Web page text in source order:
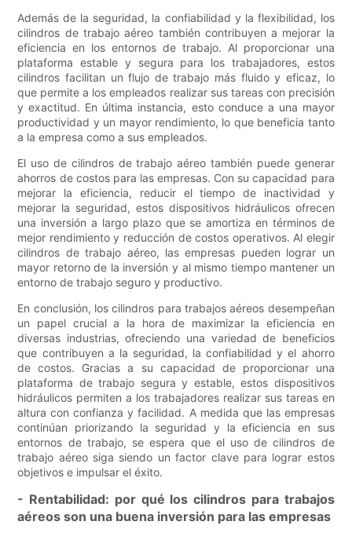
Además de la seguridad, la confiabilidad y la flexibilidad, los
cilindros de trabajo aéreo también contribuyen a mejorar la
eficiencia en los entornos de trabajo. Al proporcionar una
plataforma estable y segura para los trabajadores, estos
cilindros facilitan un flujo de trabajo más fluido y eficaz, lo
que permite a los empleados realizar sus tareas con precisión
y exactitud. En última instancia, esto conduce a una mayor
productividad y un mayor rendimiento, lo que beneficia tanto
a la empresa como a sus empleados.
El uso de cilindros de trabajo aéreo también puede generar
ahorros de costos para las empresas. Con su capacidad para
mejorar la eficiencia, reducir el tiempo de inactividad y
mejorar la seguridad, estos dispositivos hidráulicos ofrecen
una inversión a largo plazo que se amortiza en términos de
mejor rendimiento y reducción de costos operativos. Al elegir
cilindros de trabajo aéreo, las empresas pueden lograr un
mayor retorno de la inversión y al mismo tiempo mantener un
entorno de trabajo seguro y productivo.
En conclusión, los cilindros para trabajos aéreos desempeñan
un papel crucial a la hora de maximizar la eficiencia en
diversas industrias, ofreciendo una variedad de beneficios
que contribuyen a la seguridad, la confiabilidad y el ahorro
de costos. Gracias a su capacidad de proporcionar una
plataforma de trabajo segura y estable, estos dispositivos
hidráulicos permiten a los trabajadores realizar sus tareas en
altura con confianza y facilidad. A medida que las empresas
continúan priorizando la seguridad y la eficiencia en sus
entornos de trabajo, se espera que el uso de cilindros de
trabajo aéreo siga siendo un factor clave para lograr estos
objetivos e impulsar el éxito.
- Rentabilidad: por qué los cilindros para trabajos
aéreos son una buena inversión para las empresas